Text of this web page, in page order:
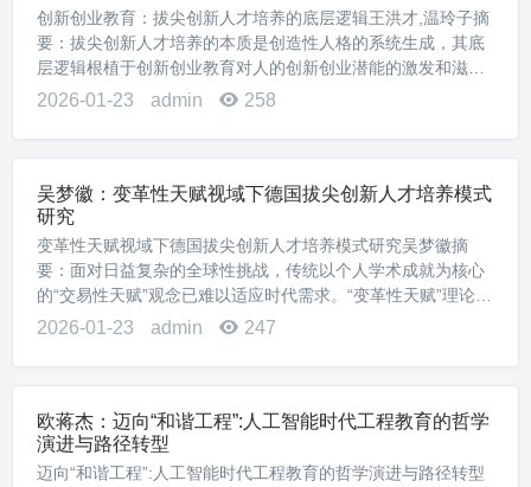
创新创业教育：拔尖创新人才培养的底层逻辑王洪才,温玲子摘
要：拔尖创新人才培养的本质是创造性人格的系统生成，其底
层逻辑根植于创新创业教育对人的创新创业潜能的激发和滋
养。研究发现，拔尖创新人才成长是依靠兴趣激发、认知突
2026-01-23 admin 258
吴梦徽：变革性天赋视域下德国拔尖创新人才培养模式
研究
变革性天赋视域下德国拔尖创新人才培养模式研究吴梦徽摘
要：面对日益复杂的全球性挑战，传统以个人学术成就为核心
的“交易性天赋”观念已难以适应时代需求。“变革性天赋”理论为
重新构建拔尖创新人才培养模式提供了核心分析框架，主张卓
2026-01-23 admin 247
欧蒋杰：迈向“和谐工程”:人工智能时代工程教育的哲学
演进与路径转型
迈向“和谐工程”:人工智能时代工程教育的哲学演进与路径转型